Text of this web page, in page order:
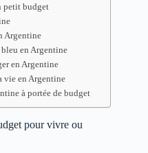
petit budget
Argentine
en Argentine
en Argentine
vie en Argentine
à portée de budget
pour vivre ou